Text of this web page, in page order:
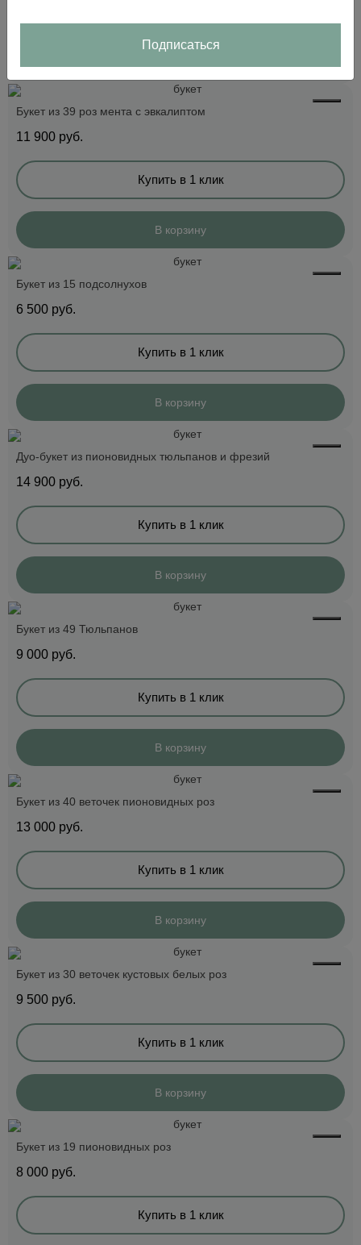
Букет из 39 роз мента с эвкалиптом
11 900 руб.
Купить в 1 клик
В корзину
Букет из 15 подсолнухов
6 500 руб.
Купить в 1 клик
В корзину
Дуо-букет из пионовидных тюльпанов и фрезий
14 900 руб.
Купить в 1 клик
В корзину
Букет из 49 Тюльпанов
9 000 руб.
Купить в 1 клик
В корзину
Букет из 40 веточек пионовидных роз
13 000 руб.
Купить в 1 клик
В корзину
Букет из 30 веточек кустовых белых роз
9 500 руб.
Купить в 1 клик
В корзину
Букет из 19 пионовидных роз
8 000 руб.
Купить в 1 клик
Подписаться